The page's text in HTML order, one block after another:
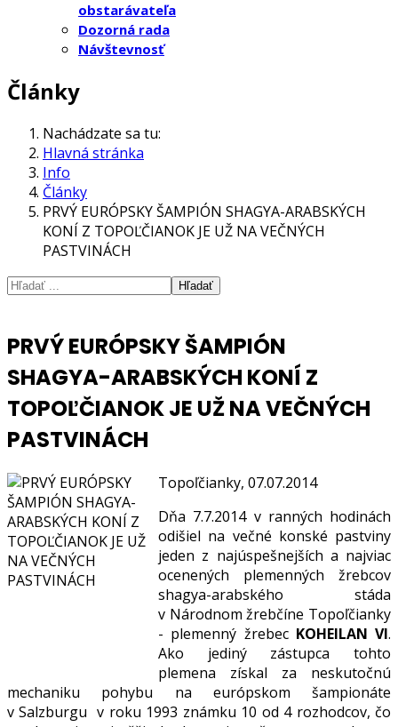
obstarávateľa
Dozorná rada
Návštevnosť
Články
Nachádzate sa tu:
Hlavná stránka
Info
Články
PRVÝ EURÓPSKY ŠAMPIÓN SHAGYA-ARABSKÝCH
KONÍ Z TOPOĽČIANOK JE UŽ NA VEČNÝCH
PASTVINÁCH
Hľadať
PRVÝ EURÓPSKY ŠAMPIÓN
SHAGYA-ARABSKÝCH KONÍ Z
TOPOĽČIANOK JE UŽ NA VEČNÝCH
PASTVINÁCH
Topoľčianky, 07.07.2014
Dňa 7.7.2014 v ranných hodinách
odišiel na večné konské pastviny
jeden z najúspešnejších a najviac
ocenených plemenných žrebcov
shagya-arabského stáda
v Národnom žrebčíne Topoľčianky
- plemenný žrebec KOHEILAN VI.
Ako jediný zástupca tohto
plemena získal za neskutočnú
mechaniku pohybu na európskom šampionáte
v Salzburgu v roku 1993 známku 10 od 4 rozhodcov, čo